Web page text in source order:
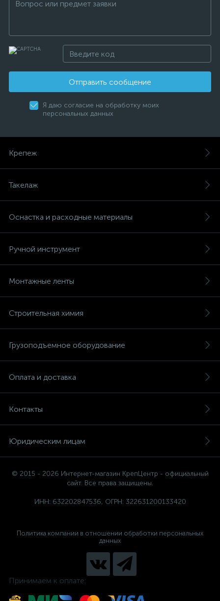
Отправить сообщение
Я даю согласие на обработку моих
персональных данных
Крепеж
Такелаж
Оснастка и расходные материалы
Ручной инструмент
Монтажные ленты
Строительная химия
Грузоподъемное оборудование
Оплата и доставка
Контакты
Юридическим лицам
© 2015 - 2026 Интернет-магазин КрепЦентр - официальный
сайт. Все права защищены.
ИНН: 632202847536, ОГРН: 322631200133420
Политика компании в отношении обработки персональных
данных
Принимаем к оплате: